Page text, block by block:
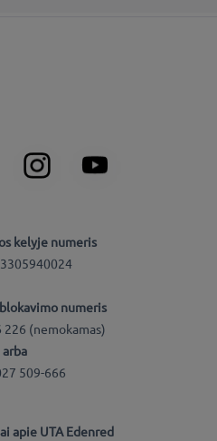
kelyje numeris
numeris
(nemokamas)
arba
509-666
apie UTA Edenred